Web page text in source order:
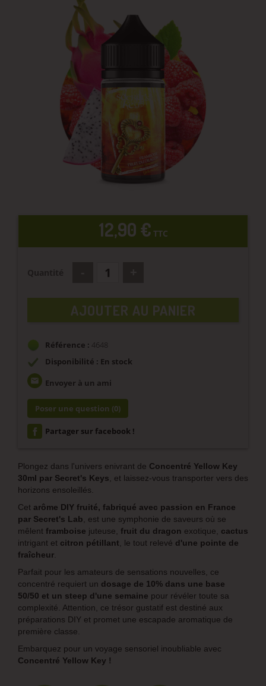
12,90 € TTC
AJOUTER AU PANIER
Référence : 4648
Disponibilité : En stock
email Envoyer à un ami
Poser une question (0)
Partager sur facebook !
Plongez dans l'univers enivrant de Concentré Yellow Key
30ml par Secret's Keys , et laissez-vous transporter vers des
horizons ensoleillés.
Cet arôme DIY fruité, fabriqué avec passion en France
par Secret's Lab , est une symphonie de saveurs où se
mêlent framboise juteuse, fruit du dragon exotique, cactus
intrigant et citron pétillant , le tout relevé d'une pointe de
fraîcheur
Parfait pour les amateurs de sensations nouvelles, ce
concentré requiert un dosage de 10% dans une base
50/50 et un steep d'une semaine pour révéler toute sa
complexité. Attention, ce trésor gustatif est destiné aux
préparations DIY et promet une escapade aromatique de
première classe.
Embarquez pour un voyage sensoriel inoubliable avec
Concentré Yellow Key !